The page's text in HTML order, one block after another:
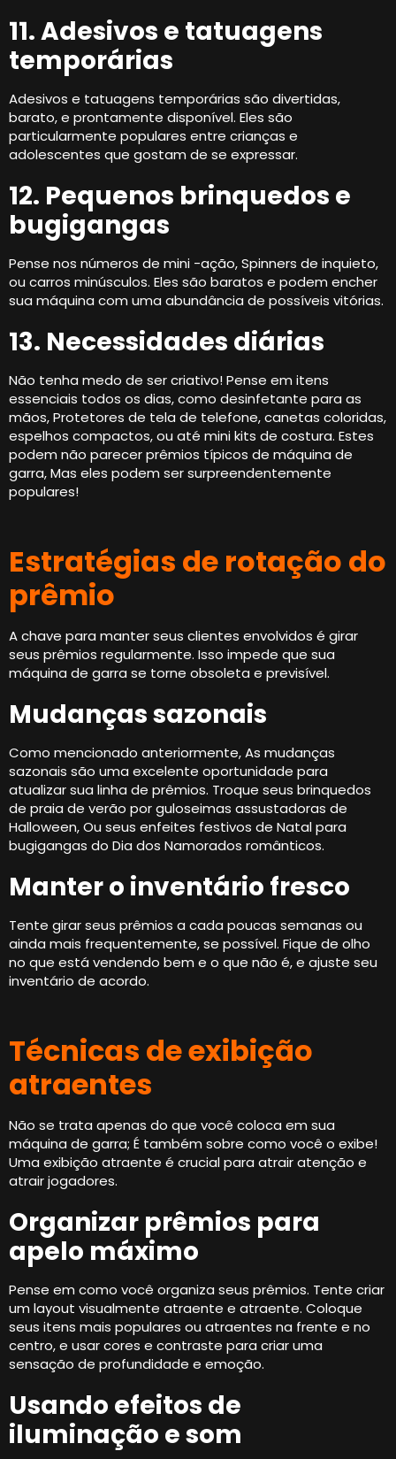
11. Adesivos e tatuagens
temporárias
Adesivos e tatuagens temporárias são divertidas,
barato, e prontamente disponível. Eles são
particularmente populares entre crianças e
adolescentes que gostam de se expressar.
12. Pequenos brinquedos e
bugigangas
Pense nos números de mini -ação, Spinners de inquieto,
ou carros minúsculos. Eles são baratos e podem encher
sua máquina com uma abundância de possíveis vitórias.
13. Necessidades diárias
Não tenha medo de ser criativo! Pense em itens
essenciais todos os dias, como desinfetante para as
mãos, Protetores de tela de telefone, canetas coloridas,
espelhos compactos, ou até mini kits de costura. Estes
podem não parecer prêmios típicos de máquina de
garra, Mas eles podem ser surpreendentemente
populares!
Estratégias de rotação do
prêmio
A chave para manter seus clientes envolvidos é girar
seus prêmios regularmente. Isso impede que sua
máquina de garra se torne obsoleta e previsível.
Mudanças sazonais
Como mencionado anteriormente, As mudanças
sazonais são uma excelente oportunidade para
atualizar sua linha de prêmios. Troque seus brinquedos
de praia de verão por guloseimas assustadoras de
Halloween, Ou seus enfeites festivos de Natal para
bugigangas do Dia dos Namorados românticos.
Manter o inventário fresco
Tente girar seus prêmios a cada poucas semanas ou
ainda mais frequentemente, se possível. Fique de olho
no que está vendendo bem e o que não é, e ajuste seu
inventário de acordo.
Técnicas de exibição
atraentes
Não se trata apenas do que você coloca em sua
máquina de garra; É também sobre como você o exibe!
Uma exibição atraente é crucial para atrair atenção e
atrair jogadores.
Organizar prêmios para
apelo máximo
Pense em como você organiza seus prêmios. Tente criar
um layout visualmente atraente e atraente. Coloque
seus itens mais populares ou atraentes na frente e no
centro, e usar cores e contraste para criar uma
sensação de profundidade e emoção.
Usando efeitos de
iluminação e som